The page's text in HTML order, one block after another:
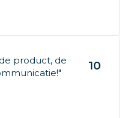
product, de
10